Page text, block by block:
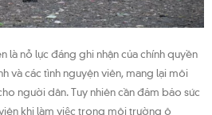
là nỗ lực đáng ghi nhận của chính quyền
và các tình nguyện viên, mang lại môi
người dân. Tuy nhiên cần đảm bảo sức
khi làm việc trong môi trường ô